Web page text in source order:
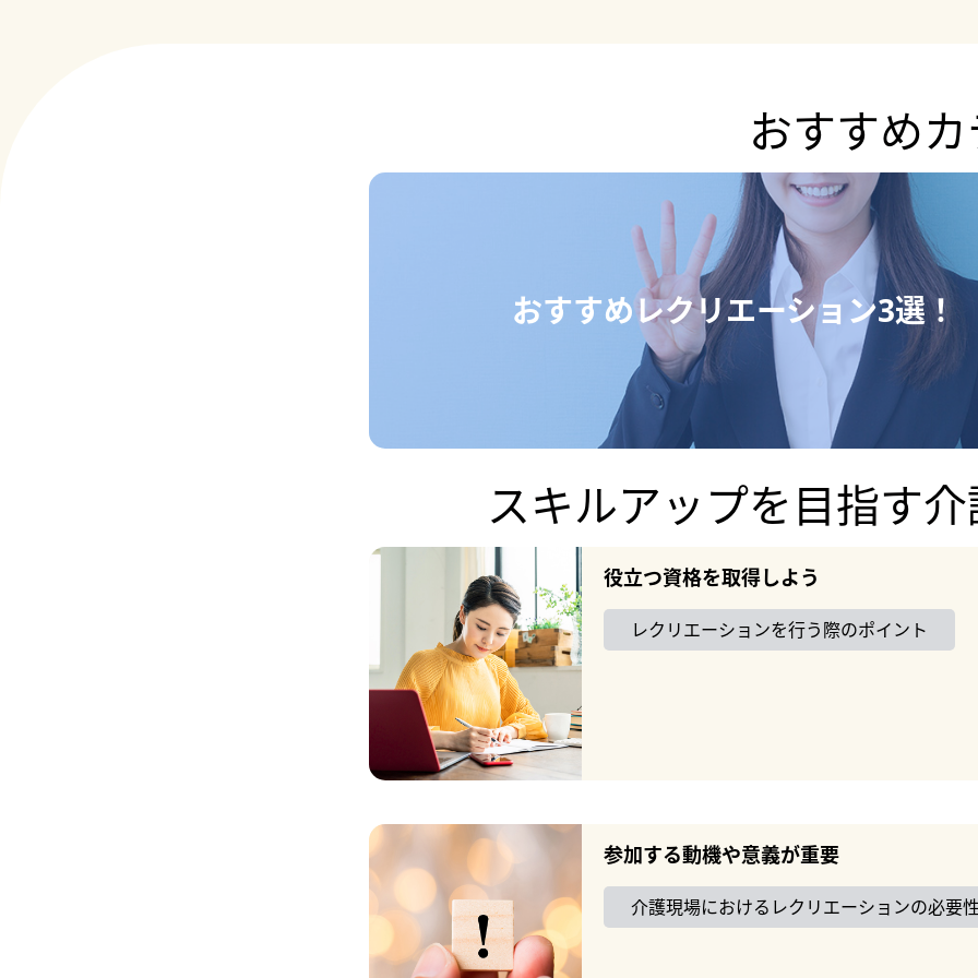
おすすめ
おすすめレクリエーション3選！
スキルアップを目指す
役立つ資格を取得しよう
レクリエーションを行う際のポイント
参加する動機や意義が重要
介護現場におけるレクリエーションの必要